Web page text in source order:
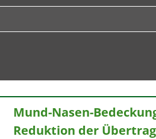
Mund-Nasen-
Reduktion der